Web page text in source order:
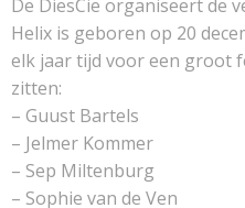
De DiesCie organiseert de
Helix is geboren op 20
elk jaar tijd voor een groot
zitten:
– Guust Bartels
– Jelmer Kommer
– Sep Miltenburg
– Sophie van de Ven